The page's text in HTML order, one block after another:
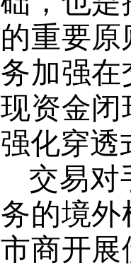
的重要
务加强
现资金闭
强化穿透
交易对
务的境
市商开展